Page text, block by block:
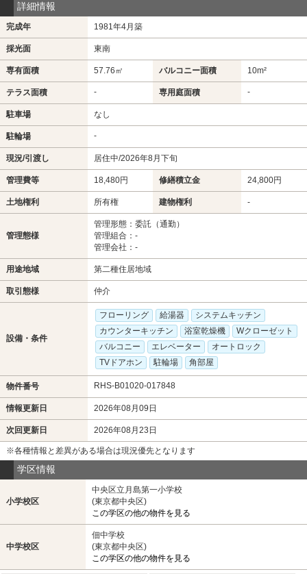
詳細情報
完成年 1981年4月築
採光面 東南
専有面積 57.76㎡ バルコニー面積 10m²
テラス面積 - 専用庭面積 -
駐車場 なし
駐輪場 -
現況/引渡し 居住中/2026年8月下旬
管理費等 18,480円 修繕積立金 24,800円
土地権利 所有権 建物権利 -
管理態様
管理形態：委託（通勤）
管理組合：-
管理会社：-
用途地域 第二種住居地域
取引態様 仲介
設備・条件
フローリング 給湯器
システムキッチン
カウンターキッチン
浴室乾燥機
Wクローゼット
バルコニー
エレベーター
オートロック
TVドアホン
駐輪場 角部屋
物件番号 RHS-B01020-017848
情報更新日 2026年08月09日
次回更新日 2026年08月23日
※各種情報と差異がある場合は現況優先となります
学区情報
小学校区
中央区立月島第一小学校
(東京都中央区)
この学区の他の物件を見る
中学校区
佃中学校
(東京都中央区)
この学区の他の物件を見る